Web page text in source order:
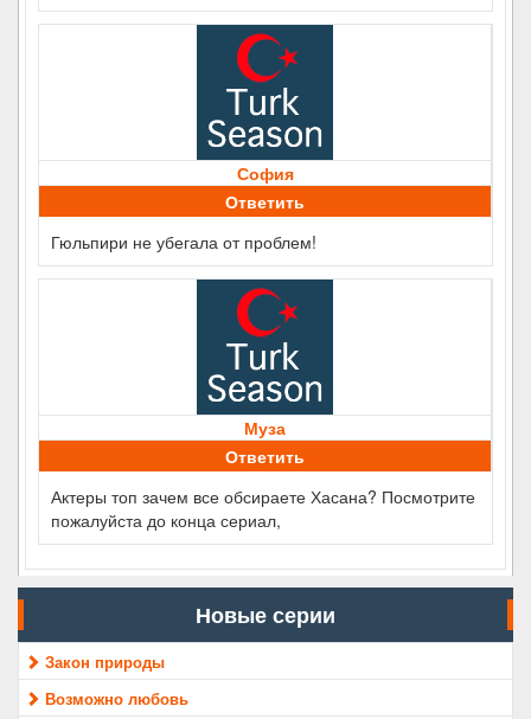
София
Ответить
Гюльпири не убегала от проблем!
Муза
Ответить
Актеры топ зачем все обсираете Хасана? Посмотрите
пожалуйста до конца сериал,
Новые серии
Закон природы
Возможно любовь